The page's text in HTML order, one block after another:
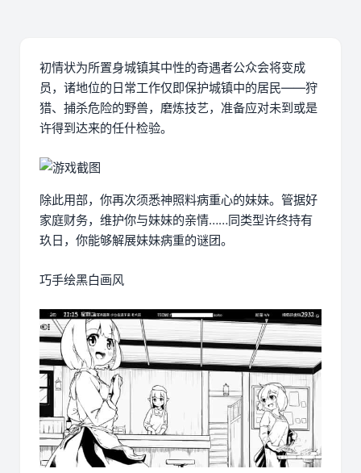
初情状为所置身城镇其中性的奇遇者公众会将变成
员，诸地位的日常工作仅即保护城镇中的居民——狩
猎、捕杀危险的野兽，磨炼技艺，准备应对未到或是
许得到达来的任什检验。
除此用部，你再次须悉神照料病重心的妹妹。管据好
家庭财务，维护你与妹妹的亲情……同类型许终持有
玖日，你能够解展妹妹病重的谜团。
巧手绘黑白画风